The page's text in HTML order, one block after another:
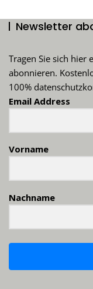
Newsletter
Tragen Sie sich hier
abonnieren.
100%
Email Address
Vorname
Nachname